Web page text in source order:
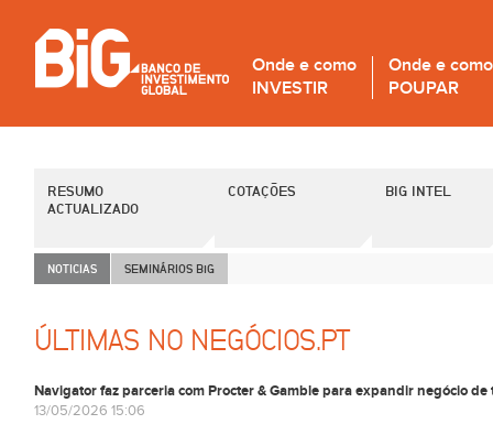
Onde e como
INVESTIR
Onde e como
POUPAR
RESUMO
ACTUALIZADO
COTAÇÕES BIG INTEL
NOTICIAS SEMINÁRIOS BiG
ÚLTIMAS NO NEGÓCIOS.PT
Navigator faz parceria com Procter & Gamble para expandir negócio de
13/05/2026 15:06